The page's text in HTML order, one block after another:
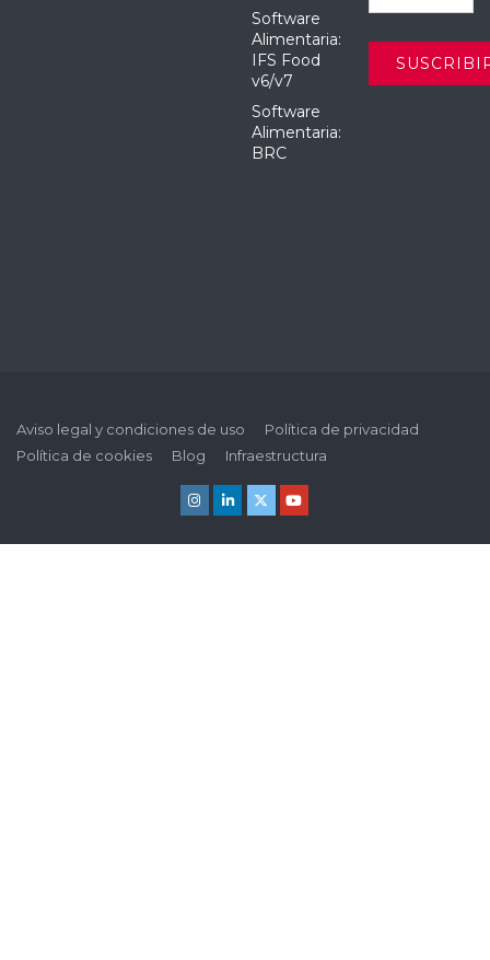
Software
Alimentaria:
IFS Food
v6/v7
Software
Alimentaria:
BRC
Aviso legal y condiciones de uso
Política de privacidad
Política de cookies
Blog Infraestructura